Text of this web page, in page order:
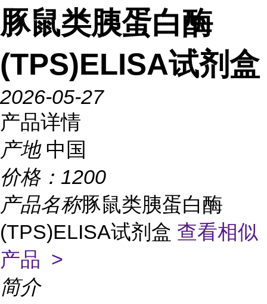
豚鼠类胰蛋白酶
(TPS)ELISA试剂盒
2026-05-27
产品详情
产地 中国
价格： 1200
产品名称豚鼠类胰蛋白酶
(TPS)ELISA试剂盒 查看相似
产品 >
简介